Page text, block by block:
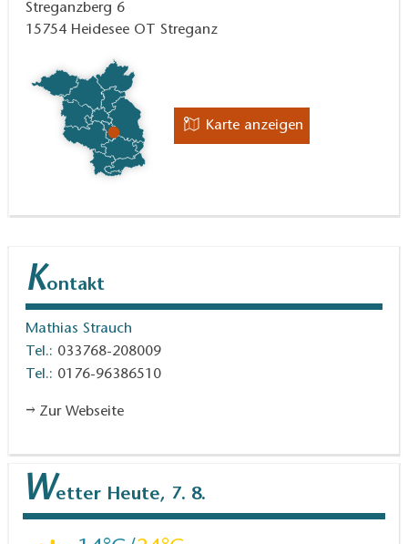
Streganzberg 6
15754 Heidesee OT Streganz
Karte anzeigen
Kontakt
Mathias Strauch
Tel.: 033768-208009
Tel.: 0176-96386510
Zur Webseite
Wetter Heute, 7. 8.